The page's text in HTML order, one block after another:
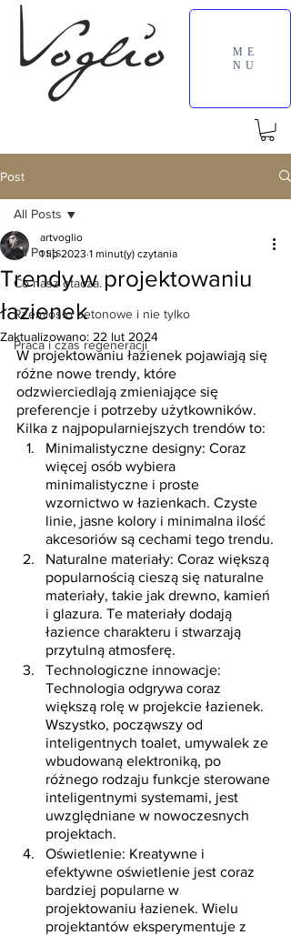
ME
NU
Post
All Posts
Co nasz otacza.
Rzemiosło betonowe i nie tylko
Praca i czas regeneracji
All Posts
Trendy w projektowaniu
łazienek
artvoglio
1 lip 2023 1 minut(y) czytania
Zaktualizowano: 22 lut 2024
W projektowaniu łazienek pojawiają się
różne nowe trendy, które
odzwierciedlają zmieniające się
preferencje i potrzeby użytkowników.
Kilka z najpopularniejszych trendów to:
Minimalistyczne designy: Coraz
więcej osób wybiera
minimalistyczne i proste
wzornictwo w łazienkach. Czyste
linie, jasne kolory i minimalna ilość
akcesoriów są cechami tego trendu.
Naturalne materiały: Coraz większą
popularnością cieszą się naturalne
materiały, takie jak drewno, kamień
i glazura. Te materiały dodają
łazience charakteru i stwarzają
przytulną atmosferę.
Technologiczne innowacje:
Technologia odgrywa coraz
większą rolę w projekcie łazienek.
Wszystko, począwszy od
inteligentnych toalet, umywalek ze
wbudowaną elektroniką, po
różnego rodzaju funkcje sterowane
inteligentnymi systemami, jest
uwzględniane w nowoczesnych
projektach.
Oświetlenie: Kreatywne i
efektywne oświetlenie jest coraz
bardziej popularne w
projektowaniu łazienek. Wielu
projektantów eksperymentuje z